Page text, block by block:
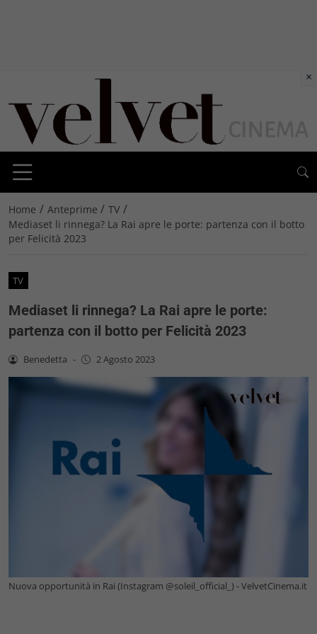
Home / Anteprime / TV /
Mediaset li rinnega? La Rai apre le porte: partenza con il botto
per Felicità 2023
TV
Mediaset li rinnega? La Rai apre le porte:
partenza con il botto per Felicità 2023
Benedetta - 2 Agosto 2023
Nuova opportunità in Rai (Instagram @soleil_official_) - VelvetCinema.it
×